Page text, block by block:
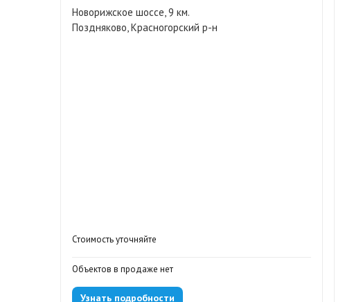
Новорижское шоссе, 9 км.
Поздняково, Красногорский р-н
Объектов в продаже нет
Стоимость уточняйте
Узнать подробности